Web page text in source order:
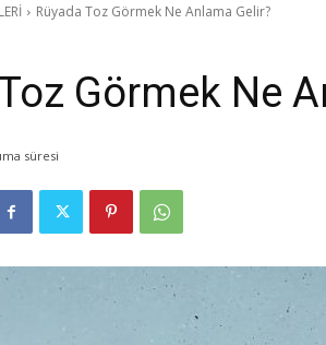
Rüyada Toz Görmek Ne Anlama Gelir?
Görmek Ne
süresi